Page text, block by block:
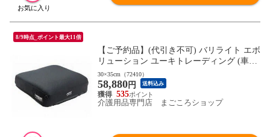
8/9時点_ポイント最大11倍
【ご予約品】(代引き不可) バリライト エボ
リューション ユーキトレーディング (車椅
子用クッション 自動膨張エアクッション
エアークッション) 介護用品
30×35cm（72410）
58,880円 送料込み
535
介護用品専門店 まごころショップ